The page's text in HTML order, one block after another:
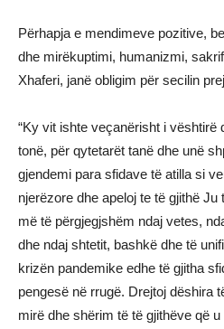
Përhapja e mendimeve pozitive,
dhe mirëkuptimi, humanizmi,
Xhaferi, janë obligim për secilin
“Ky vit ishte veçanërisht i vështirë
tonë, për qytetarët tanë dhe unë
gjendemi para sfidave të atilla si
njerëzore dhe apeloj te të gjithë
më të përgjegjshëm ndaj vetes,
dhe ndaj shtetit, bashkë dhe të
krizën pandemike edhe të gjitha
pengesë në rrugë. Drejtoj dëshira
mirë dhe shërim të të gjithëve që